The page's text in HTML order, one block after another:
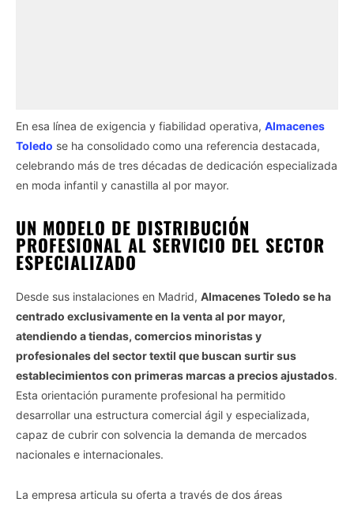
En esa línea de exigencia y fiabilidad operativa, Almacenes
Toledo se ha consolidado como una referencia destacada,
celebrando más de tres décadas de dedicación especializada
en moda infantil y canastilla al por mayor.
UN MODELO DE DISTRIBUCIÓN
PROFESIONAL AL SERVICIO DEL SECTOR
ESPECIALIZADO
Desde sus instalaciones en Madrid, Almacenes Toledo se ha
centrado exclusivamente en la venta al por mayor,
atendiendo a tiendas, comercios minoristas y
profesionales del sector textil que buscan surtir sus
establecimientos con primeras marcas a precios ajustados.
Esta orientación puramente profesional ha permitido
desarrollar una estructura comercial ágil y especializada,
capaz de cubrir con solvencia la demanda de mercados
nacionales e internacionales.
La empresa articula su oferta a través de dos áreas